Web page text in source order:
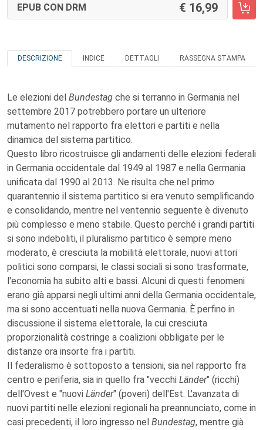
EPUB CON DRM 16,99
DESCRIZIONE INDICE DETTAGLI RASSEGNA STAMPA
Le elezioni del Bundestag che si terranno in Germania nel
settembre 2017 potrebbero portare un ulteriore
mutamento nel rapporto fra elettori e partiti e nella
dinamica del sistema partitico.
Questo libro ricostruisce gli andamenti delle elezioni federali
in Germania occidentale dal 1949 al 1987 e nella Germania
unificata dal 1990 al 2013. Ne risulta che nel primo
quarantennio il sistema partitico si era venuto semplificando
e consolidando, mentre nel ventennio seguente è divenuto
più complesso e meno stabile. Questo perché i grandi partiti
si sono indeboliti, il pluralismo partitico è sempre meno
moderato, è cresciuta la mobilità elettorale, nuovi attori
politici sono comparsi, le classi sociali si sono trasformate,
l'economia ha subito alti e bassi. Alcuni di questi fenomeni
erano già apparsi negli ultimi anni della Germania occidentale,
ma si sono accentuati nella nuova Germania. È perfino in
discussione il sistema elettorale, la cui cresciuta
proporzionalità costringe a coalizioni obbligate per le
distanze ora insorte fra i partiti.
Il federalismo è sottoposto a tensioni, sia nel rapporto fra
centro e periferia, sia in quello fra "vecchi Länder" (ricchi)
dell'Ovest e "nuovi Länder" (poveri) dell'Est. L'avanzata di
nuovi partiti nelle elezioni regionali ha preannunciato, come in
casi precedenti, il loro ingresso nel Bundestag, mentre già